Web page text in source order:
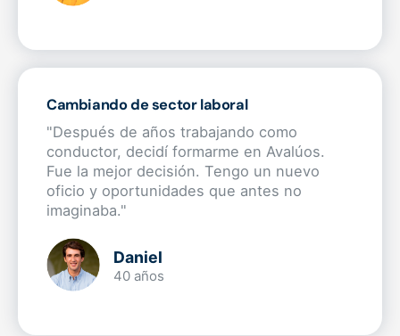
Cambiando de sector laboral
"Después de años trabajando como
conductor, decidí formarme en Avalúos.
Fue la mejor decisión. Tengo un nuevo
oficio y oportunidades que antes no
imaginaba."
Daniel
40 años